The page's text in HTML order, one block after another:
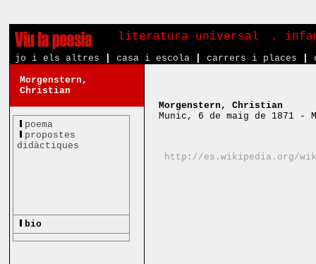
literatura universal .
jo i els altres casa i escola carrers i places
Morgenstern,
Christian
poema
propostes
didàctiques
bio
Morgenstern, Christian
Munic, 6 de maig de 1871
http://es.wikipedia.org/